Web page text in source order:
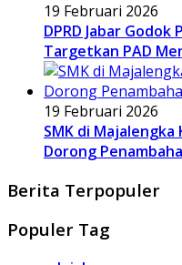
19 Februari 2026
DPRD Jabar
Targetkan PAD
19 Februari 2026
SMK di Majalengka
Dorong
Berita Terpopuler
Populer Tag